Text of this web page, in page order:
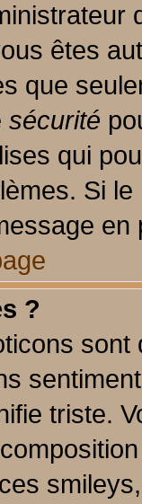
êtes
que
sécurité
qui
Si
?
triste.